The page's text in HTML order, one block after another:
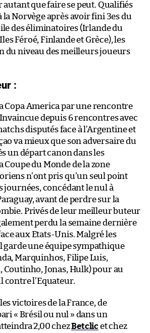
autant que faire se peut. Qualifiés
la Norvège après avoir fini 3es du
des éliminatoires (Irlande du
Féroé, Finlande et Grèce), les
du niveau des meilleurs joueurs
:
Copa America par une rencontre
Invaincue depuis 6 rencontres avec
disputés face à l’Argentine et
va mieux que son adversaire du
un départ canon dans les
du Monde de la zone
n’ont pris qu’un seul point
journées, concédant le nul à
avant de perdre sur la
Privés de leur meilleur buteur
perdu la semaine dernière
aux Etats-Unis. Malgré les
garde une équipe sympathique
Marquinhos, Filipe Luis,
Coutinho, Jonas, Hulk) pour au
contre l’Equateur.
victoires de la France, de
« Brésil ou nul » dans un
2,00 chezBetclicet chez